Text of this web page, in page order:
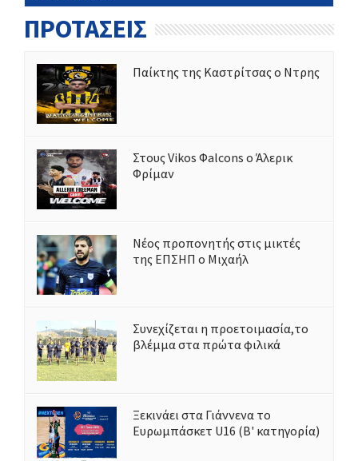
ΠΡΟΤΑΣΕΙΣ
Παίκτης της Καστρίτσας ο Ντρης
Στους Vikos Φalcons ο Άλερικ
Φρίμαν
Νέος προπονητής στις μικτές
της ΕΠΣΗΠ ο Μιχαήλ
Συνεχίζεται η προετοιμασία,το
βλέμμα στα πρώτα φιλικά
Ξεκινάει στα Γιάννενα το
Ευρωμπάσκετ U16 (Β' κατηγορία)